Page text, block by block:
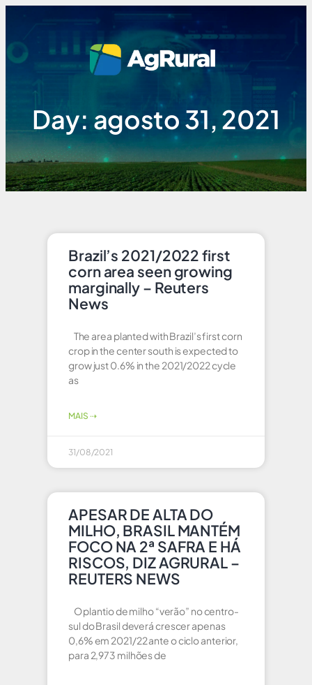
Day: agosto 31, 2021
Brazil’s 2021/2022 first
corn area seen growing
marginally – Reuters
News
The area planted with Brazil’s first corn
crop in the center south is expected to
grow just 0.6% in the 2021/2022 cycle
as
MAIS ⇢
31/08/2021
APESAR DE ALTA DO
MILHO, BRASIL MANTÉM
FOCO NA 2ª SAFRA E HÁ
RISCOS, DIZ AGRURAL –
REUTERS NEWS
O plantio de milho “verão” no centro-
sul do Brasil deverá crescer apenas
0,6% em 2021/22 ante o ciclo anterior,
para 2,973 milhões de